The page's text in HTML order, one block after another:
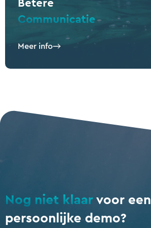
Communicatie
Meer info
Nog niet klaarvoor een
persoonlijke demo?